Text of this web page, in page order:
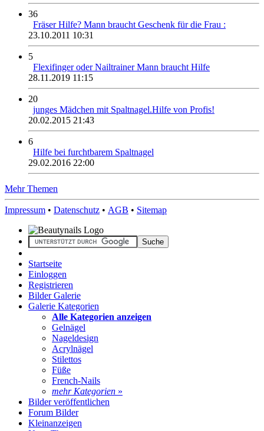
36
Fräser Hilfe? Mann braucht Geschenk für die Frau :
23.10.2011 10:31
5
Flexifinger oder Nailtrainer Mann braucht Hilfe
28.11.2019 11:15
20
junges Mädchen mit Spaltnagel.Hilfe von Profis!
20.02.2015 21:43
6
Hilfe bei furchtbarem Spaltnagel
29.02.2016 22:00
Mehr Themen
Impressum • Datenschutz • AGB • Sitemap
Startseite
Einloggen
Registrieren
Bilder Galerie
Galerie Kategorien
Alle Kategorien anzeigen
Gelnägel
Nageldesign
Acrylnägel
Stilettos
Füße
French-Nails
mehr Kategorien »
Bilder veröffentlichen
Forum Bilder
Kleinanzeigen